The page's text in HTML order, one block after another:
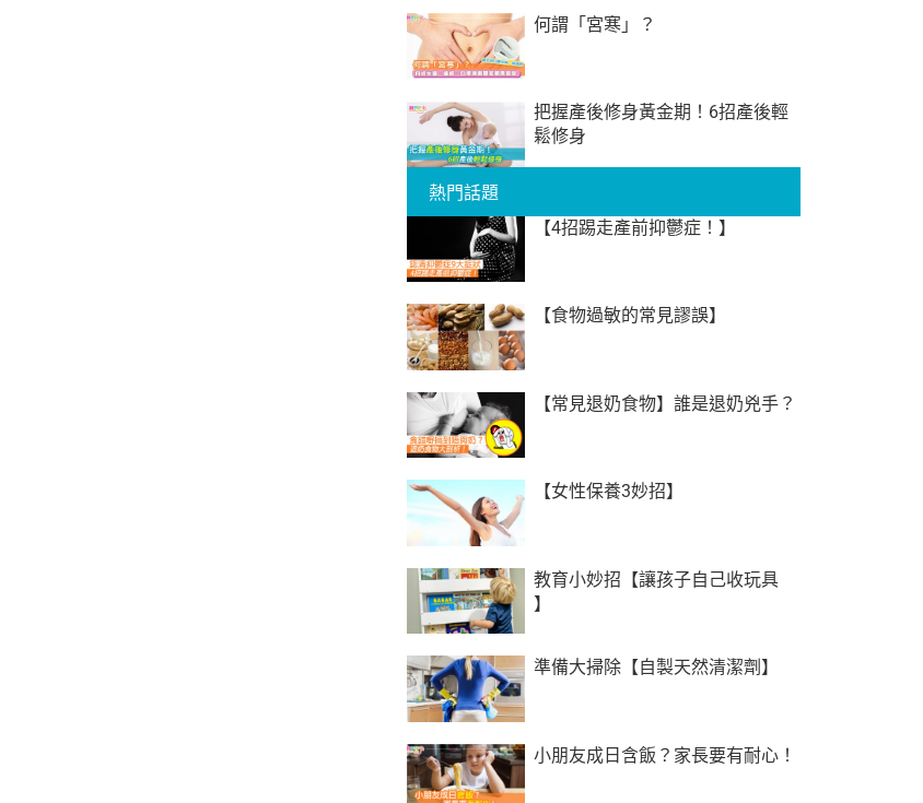
何謂「宮寒」？
把握產後修身黃金期！6招產後輕
鬆修身
熱門話題
【4招踢走產前抑鬱症！】
【食物過敏的常見謬誤】
【常見退奶食物】誰是退奶兇手？
【女性保養3妙招】
教育小妙招【讓孩子自己收玩具
】
準備大掃除【自製天然清潔劑】
小朋友成日含飯？家長要有耐心！